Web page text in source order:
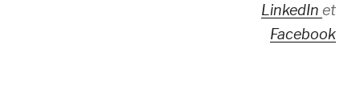
LinkedIn et
Facebook